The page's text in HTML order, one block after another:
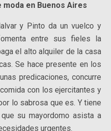
en Buenos Aires
y Pinto da un vuelco y
entre sus fieles la
el alto alquiler de la casa
Se hace presente en los
predicaciones, concurre
con los ejercitantes y
lo sabrosa que es. Y tiene
su mayordomo asista a
urgentes.